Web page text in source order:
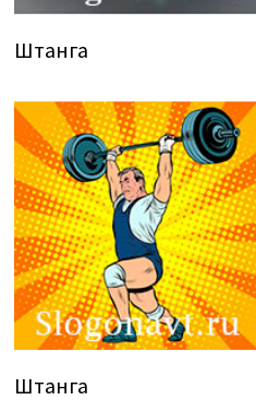
Штанга
Штанга